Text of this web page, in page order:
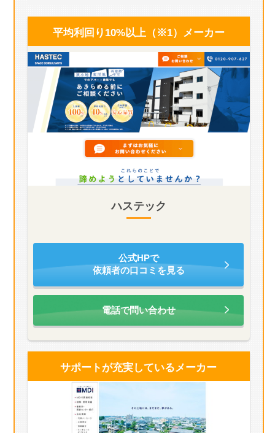
平均利回り10%以上（※1） メーカー
ハステック
公式HPで
依頼者の口コミを見る
電話で問い合わせ
サポートが充実しているメーカー